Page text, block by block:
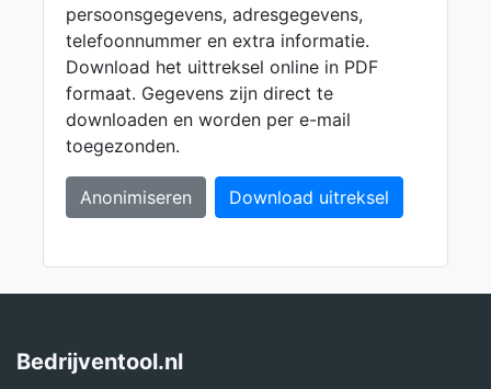
persoonsgegevens, adresgegevens,
telefoonnummer en extra informatie.
Download het uittreksel online in PDF
formaat. Gegevens zijn direct te
downloaden en worden per e-mail
toegezonden.
Anonimiseren Download uitreksel
Bedrijventool.nl